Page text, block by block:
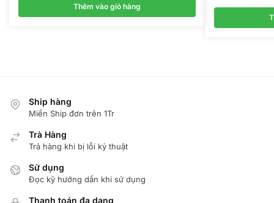
Thêm vào giỏ hàng
Ship hàng
Miển Ship đơn trên 1Tr
Trà Hàng
Trả hàng khi bị lỗi kỷ thuật
Sử dụng
Đọc kỹ hướng dẩn khi sử dụng
Thanh toán đa dạng